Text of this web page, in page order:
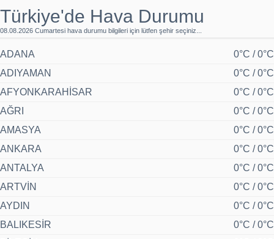
Türkiye'de Hava Durumu
08.08.2026 Cumartesi hava durumu bilgileri için lütfen şehir seçiniz...
ADANA
0°C / 0°C
ADIYAMAN
0°C / 0°C
AFYONKARAHİSAR
0°C / 0°C
AĞRI
0°C / 0°C
AMASYA
0°C / 0°C
ANKARA
0°C / 0°C
ANTALYA
0°C / 0°C
ARTVİN
0°C / 0°C
AYDIN
0°C / 0°C
BALIKESİR
0°C / 0°C